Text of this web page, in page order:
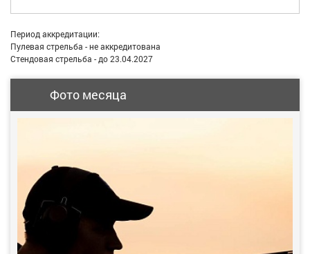
Период аккредитации:
Пулевая стрельба - не аккредитована
Стендовая стрельба - до 23.04.2027
Фото месяца